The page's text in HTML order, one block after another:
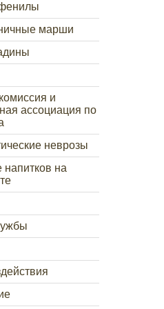
марши
и
ассоциация по
неврозы
напитков на